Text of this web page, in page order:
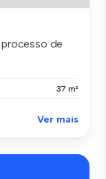
processo de
37 m²
Ver mais